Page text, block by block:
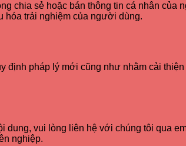
chia sẻ hoặc bán thông tin cá nhân của
hóa trải nghiệm của người dùng.
định pháp lý mới cũng như nhằm cải
vui lòng liên hệ với chúng tôi qua
nghiệp.